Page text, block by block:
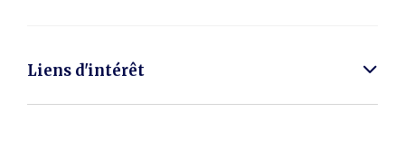
Liens d'intérêt